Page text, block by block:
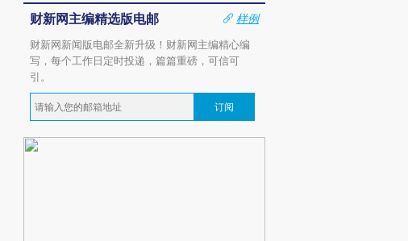
财新网主编精选版电邮
样例
财新网新闻版电邮全新升级！财新网主编精心编
写，每个工作日定时投递，篇篇重磅，可信可
引。
订阅